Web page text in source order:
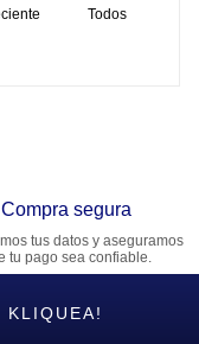
Todos
Compra segura
tus datos y aseguramos
tu pago sea confiable.
KLIQUEA!